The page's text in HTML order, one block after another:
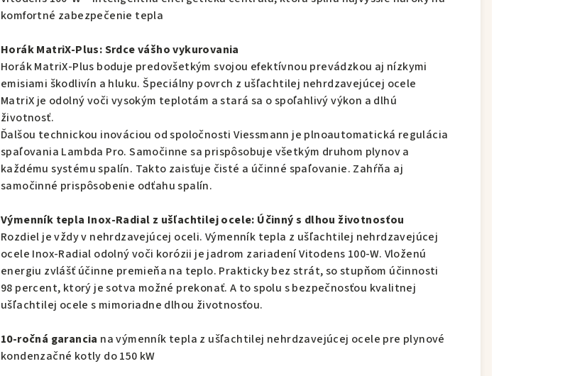
komfortné zabezpečenie tepla
Horák MatriX-Plus: Srdce vášho vykurovania
Horák MatriX-Plus boduje predovšetkým svojou efektívnou prevádzkou aj nízkymi
emisiami škodlivín a hluku. Špeciálny povrch z ušľachtilej nehrdzavejúcej ocele
MatriX je odolný voči vysokým teplotám a stará sa o spoľahlivý výkon a dlhú
životnosť.
Ďalšou technickou inováciou od spoločnosti Viessmann je plnoautomatická regulácia
spaľovania Lambda Pro. Samočinne sa prispôsobuje všetkým druhom plynov a
každému systému spalín. Takto zaisťuje čisté a účinné spaľovanie. Zahŕňa aj
samočinné prispôsobenie odťahu spalín.
Výmenník tepla Inox-Radial z ušľachtilej ocele: Účinný s dlhou životnosťou
Rozdiel je vždy v nehrdzavejúcej oceli. Výmenník tepla z ušľachtilej nehrdzavejúcej
ocele Inox-Radial odolný voči korózii je jadrom zariadení Vitodens 100-W. Vloženú
energiu zvlášť účinne premieňa na teplo. Prakticky bez strát, so stupňom účinnosti
98 percent, ktorý je sotva možné prekonať. A to spolu s bezpečnosťou kvalitnej
ušľachtilej ocele s mimoriadne dlhou životnosťou.
10-ročná garancia na výmenník tepla z ušľachtilej nehrdzavejúcej ocele pre plynové
kondenzačné kotly do 150 kW